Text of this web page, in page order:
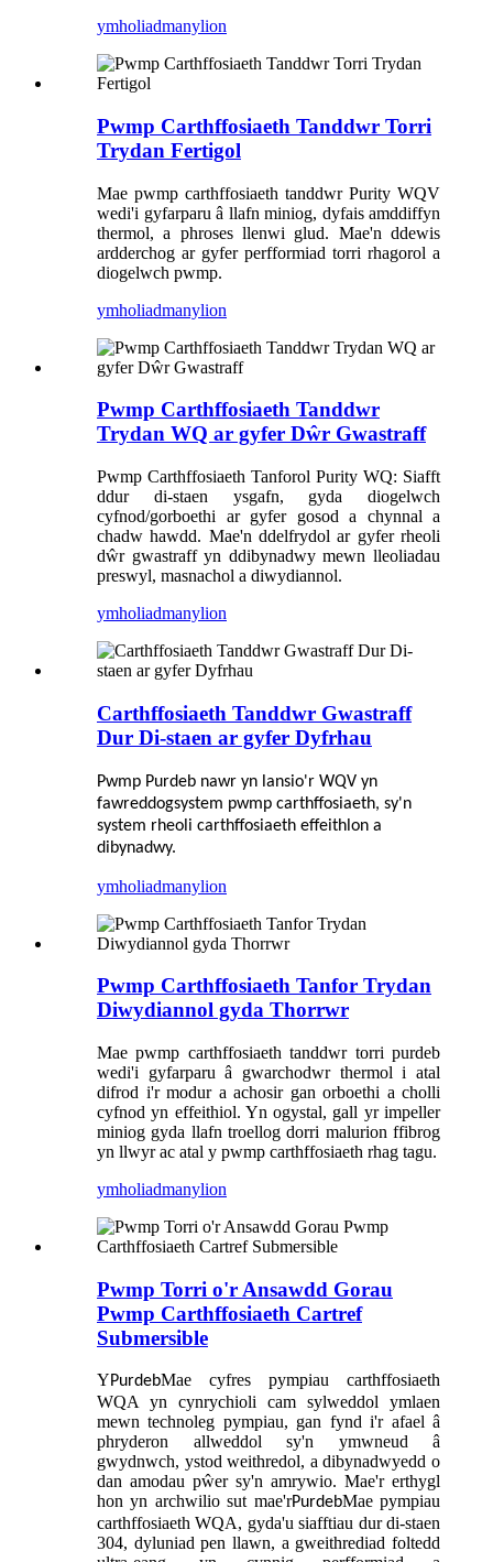
ymholiadmanylion
Pwmp Carthffosiaeth Tanddwr Torri
Trydan Fertigol
Mae pwmp carthffosiaeth tanddwr Purity WQV
wedi'i gyfarparu â llafn miniog, dyfais amddiffyn
thermol, a phroses llenwi glud. Mae'n ddewis
ardderchog ar gyfer perfformiad torri rhagorol a
diogelwch pwmp.
ymholiadmanylion
Pwmp Carthffosiaeth Tanddwr
Trydan WQ ar gyfer Dŵr Gwastraff
Pwmp Carthffosiaeth Tanforol Purity WQ: Siafft
ddur di-staen ysgafn, gyda diogelwch
cyfnod/gorboethi ar gyfer gosod a chynnal a
chadw hawdd. Mae'n ddelfrydol ar gyfer rheoli
dŵr gwastraff yn ddibynadwy mewn lleoliadau
preswyl, masnachol a diwydiannol.
ymholiadmanylion
Carthffosiaeth Tanddwr Gwastraff
Dur Di-staen ar gyfer Dyfrhau
Pwmp Purdeb nawr yn lansio'r WQV yn
fawreddogsystem pwmp carthffosiaeth, sy'n
system rheoli carthffosiaeth effeithlon a
dibynadwy.
ymholiadmanylion
Pwmp Carthffosiaeth Tanfor Trydan
Diwydiannol gyda Thorrwr
Mae pwmp carthffosiaeth tanddwr torri purdeb
wedi'i gyfarparu â gwarchodwr thermol i atal
difrod i'r modur a achosir gan orboethi a cholli
cyfnod yn effeithiol. Yn ogystal, gall yr impeller
miniog gyda llafn troellog dorri malurion ffibrog
yn llwyr ac atal y pwmp carthffosiaeth rhag tagu.
ymholiadmanylion
Pwmp Torri o'r Ansawdd Gorau
Pwmp Carthffosiaeth Cartref
Submersible
YPurdebMae cyfres pympiau carthffosiaeth
WQA yn cynrychioli cam sylweddol ymlaen
mewn technoleg pympiau, gan fynd i'r afael â
phryderon allweddol sy'n ymwneud â
gwydnwch, ystod weithredol, a dibynadwyedd o
dan amodau pŵer sy'n amrywio. Mae'r erthygl
hon yn archwilio sut mae'rPurdebMae pympiau
carthffosiaeth WQA, gyda'u siafftiau dur di-staen
304, dyluniad pen llawn, a gweithrediad foltedd